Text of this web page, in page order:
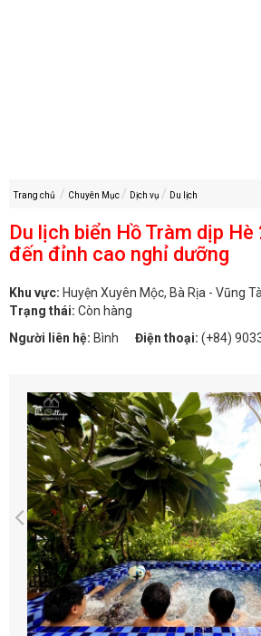
Trang chủ Chuyên Mục Dịch vụ Du lịch
Du lịch biển Hồ Tràm dịp
đến đỉnh cao nghỉ dưỡng
Khu vực: Huyện Xuyên Mộc, Bà Rịa - Vũng
Trạng thái: Còn hàng
Người liên hệ: Bình Điện thoại: (+84)